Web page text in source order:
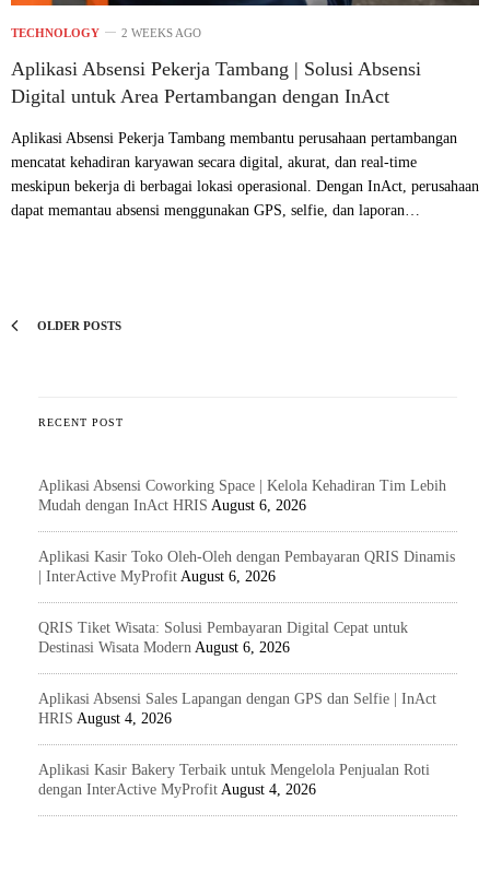
TECHNOLOGY 2 WEEKS AGO
Aplikasi Absensi Pekerja Tambang | Solusi Absensi
Digital untuk Area Pertambangan dengan InAct
Aplikasi Absensi Pekerja Tambang membantu perusahaan pertambangan
mencatat kehadiran karyawan secara digital, akurat, dan real-time
meskipun bekerja di berbagai lokasi operasional. Dengan InAct, perusahaan
dapat memantau absensi menggunakan GPS, selfie, dan laporan…
OLDER POSTS
RECENT POST
Aplikasi Absensi Coworking Space | Kelola Kehadiran Tim Lebih
Mudah dengan InAct HRIS August 6, 2026
Aplikasi Kasir Toko Oleh-Oleh dengan Pembayaran QRIS Dinamis
| InterActive MyProfit August 6, 2026
QRIS Tiket Wisata: Solusi Pembayaran Digital Cepat untuk
Destinasi Wisata Modern August 6, 2026
Aplikasi Absensi Sales Lapangan dengan GPS dan Selfie | InAct
HRIS August 4, 2026
Aplikasi Kasir Bakery Terbaik untuk Mengelola Penjualan Roti
dengan InterActive MyProfit August 4, 2026